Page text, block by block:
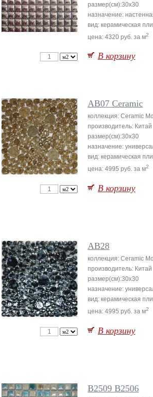
размер(см):30x30
назначение:
вид: керамическая
цена: 4320 руб. за м2
В корзину
AB07 Ceramic
коллекция: Ceramic
производитель: Китай
размер(см):30x30
назначение:
вид: керамическая
цена: 4995 руб. за м2
В корзину
AB28
коллекция: Ceramic
производитель: Китай
размер(см):30x30
назначение:
вид: керамическая
цена: 4995 руб. за м2
В корзину
B2509 B2506